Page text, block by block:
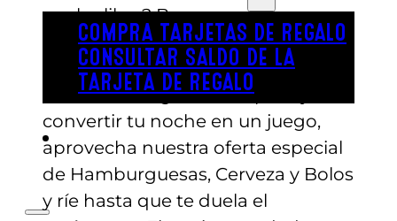
COMPRA TARJETAS DE REGALO
CONSULTAR SALDO DE LA
TARJETA DE REGALO
ENGLISH
noche libre? Busca una canguro y
trae a unos amigos para que se
reúnan y disfruten de una torre de
cerveza. Si te gusta competir y
convertir tu noche en un juego,
aprovecha nuestra oferta especial
de Hamburguesas, Cerveza y Bolos
y ríe hasta que te duela el